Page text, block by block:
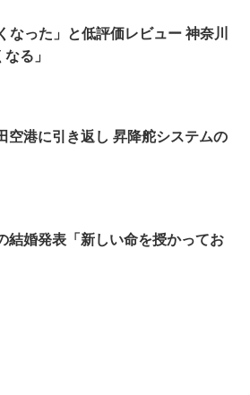
なった」と低評価レビュー 神奈川
る」
空港に引き返し 昇降舵システムの
結婚発表「新しい命を授かってお